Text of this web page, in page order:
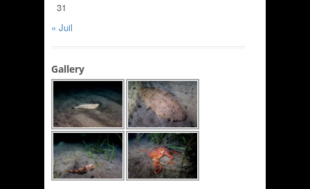
31
« Juil
Gallery